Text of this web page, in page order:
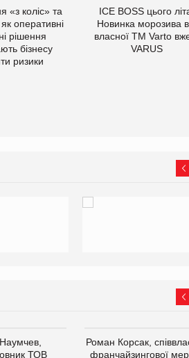
«з коліс» та
оперативні
рішення
бізнесу
ризики
ICE BOSS цього
Новинка морозива
власної ТМ Varto
VARUS
ТОВ
Роман Корсак,
франчайзингової